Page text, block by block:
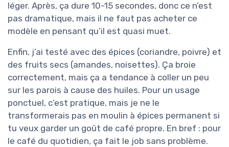
léger. Après, ça dure 10-15 secondes, donc ce n’est
pas dramatique, mais il ne faut pas acheter ce
modèle en pensant qu’il est quasi muet.
Enfin, j’ai testé avec des épices (coriandre, poivre) et
des fruits secs (amandes, noisettes). Ça broie
correctement, mais ça a tendance à coller un peu
sur les parois à cause des huiles. Pour un usage
ponctuel, c’est pratique, mais je ne le
transformerais pas en moulin à épices permanent si
tu veux garder un goût de café propre. En bref : pour
le café du quotidien, ça fait le job sans problème.